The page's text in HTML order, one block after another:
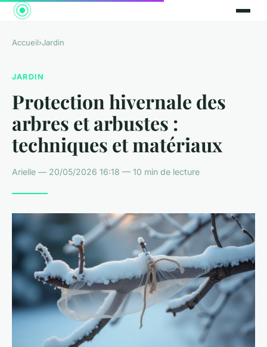
Accueil›Jardin
JARDIN
Protection hivernale des
arbres et arbustes :
techniques et matériaux
Arielle — 20/05/2026 16:18 — 10 min de lecture